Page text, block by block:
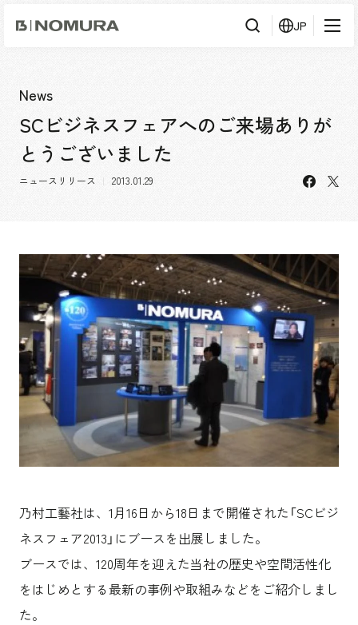
乃
村
工
JP
索
事業内容
事業内容TOP
市場領域
ソーシャルグッド
会社概要・アクセス
役員構成・組織図
拠点一覧
グループ会社
実績紹介TOP
すべて
アーバン & リテール
ホスピタリティ
コーポレート
エンターテインメント
コンベンション & イベント
パブリック
採用情報
採用情報TOP
新卒採用
キャリア採用
働く環境
プロジェクト紹介
派遣社員について
IR情報
サステナビリティ
ニュース
お問い合わせ
JP EN CN
News
SCビジネスフェアへのご来場ありが
とうございました
ニュースリリース 2013.01.29 X
乃村工藝社は、1月16日から18日まで開催された「SCビジ
ネスフェア2013」にブースを出展しました。
ブースでは、120周年を迎えた当社の歴史や空間活性化
をはじめとする最新の事例や取組みなどをご紹介しまし
た。